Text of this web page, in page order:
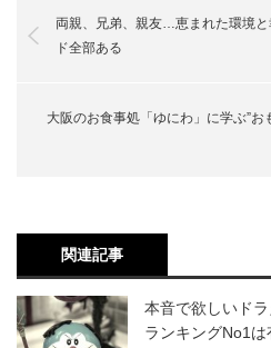
両親、兄弟、親友…恵まれた環境
ド全部ある
大阪のお食事処「ゆにわ」に学ぶ”お
関連記事
本音で欲しいド
ランキングNo1は